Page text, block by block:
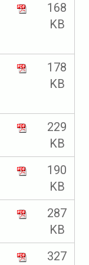
168
KB
178
KB
229
KB
190
KB
287
KB
327